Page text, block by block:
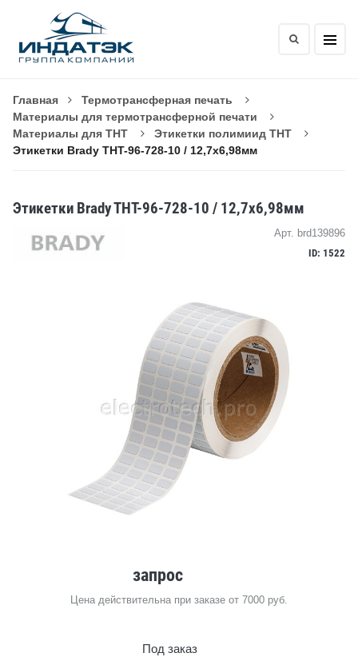
Главная
Термотрансферная печать
Материалы для термотрансферной печати
Материалы для THT
Этикетки полимиид THT
Этикетки Brady THT-96-728-10 / 12,7x6,98мм
Этикетки Brady THT-96-728-10 / 12,7x6,98мм
Арт. brd139896
ID: 1522
запрос
Цена действительна при заказе от 7000 руб.
Под заказ